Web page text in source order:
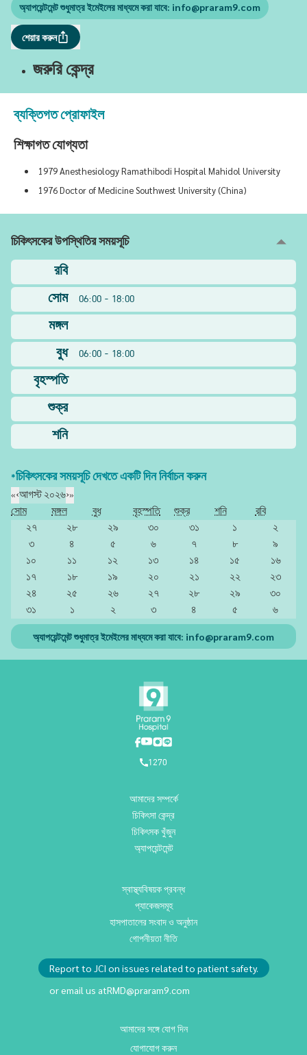
অ্যাপয়েন্টমেন্ট শুধুমাত্র ইমেইলের মাধ্যমে করা যাবে: info@praram9.com
শেয়ার করুন
জরুরি কেন্দ্র
ব্যক্তিগত প্রোফাইল
শিক্ষাগত যোগ্যতা
1979 Anesthesiology Ramathibodi Hospital Mahidol University
1976 Doctor of Medicine Southwest University (China)
চিকিৎসকের উপস্থিতির সময়সূচি
রবি
সোম
06:00 - 18:00
মঙ্গল
বুধ
06:00 - 18:00
বৃহস্পতি
শুক্র
শনি
*চিকিৎসকের সময়সূচি দেখতে একটি দিন নির্বাচন করুন
«‹আগস্ট ২০২৬›»
সোম
মঙ্গল বুধ বৃহস্পতি শুক্র শনি
রবি
২৭
২৮ ২৯ ৩০ ৩১ ১
২
৩
৪ ৫ ৬ ৭ ৮
৯
১০
১১ ১২ ১৩ ১৪ ১৫
১৬
১৭
১৮ ১৯ ২০ ২১ ২২
২৩
২৪
২৫ ২৬ ২৭ ২৮ ২৯
৩০
৩১
১ ২ ৩ ৪ ৫ ৬
অ্যাপয়েন্টমেন্ট শুধুমাত্র ইমেইলের মাধ্যমে করা যাবে: info@praram9.com
1270
আমাদের সম্পর্কে
চিকিৎসা কেন্দ্র
চিকিৎসক খুঁজুন
অ্যাপয়েন্টমেন্ট
স্বাস্থ্যবিষয়ক প্রবন্ধ
প্যাকেজসমূহ
হাসপাতালের সংবাদ ও অনুষ্ঠান
গোপনীয়তা নীতি
Report to JCI on issues related to patient safety.
or email us atRMD@praram9.com
আমাদের সঙ্গে যোগ দিন
যোগাযোগ করুন